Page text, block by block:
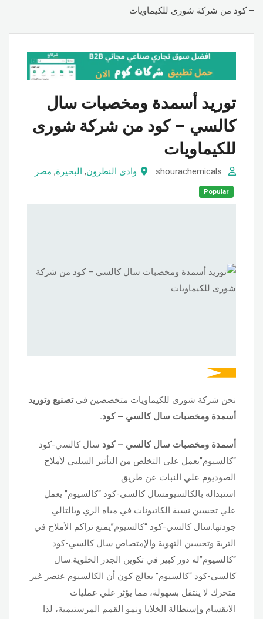
– كود من شركة شورى للكيماويات
توريد أسمدة ومخصبات سال
كالسي – كود من شركة شورى
للكيماويات
وادى النطرون, البحيرة, مصر
Popular
نحن شركة شورى للكيماويات متخصصين فىتصنيع وتوريد
أسمدة ومخصبات سال كالسي – كود.
أسمدة ومخصبات سال كالسي – كود سال كالسي-كود
“كالسيوم”يعمل علي التخلص من التأثير السلبي لأملاح
الصوديوم علي النبات عن طريق
استبداله بالكالسيومسال كالسي-كود “كالسيوم” يعمل
علي تحسين نسبة الكاتيونات في مياه الري وبالتالي
جودتها.سال كالسي-كود “كالسيوم”يمنع تراكم الأملاح في
التربة وتحسين التهوية والإمتصاص.سال كالسي-كود
“كالسيوم”له دور كبير في تكوين الجدر الخلوية.سال
كالسي-كود “كالسيوم” يعالج كون أن الكالسيوم عنصر غير
متحرك لا ينتقل بسهولة، مما يؤثر علي عمليات
الانقسام وإستطالة الخلايا ونمو القمم المرستيمية، لذا